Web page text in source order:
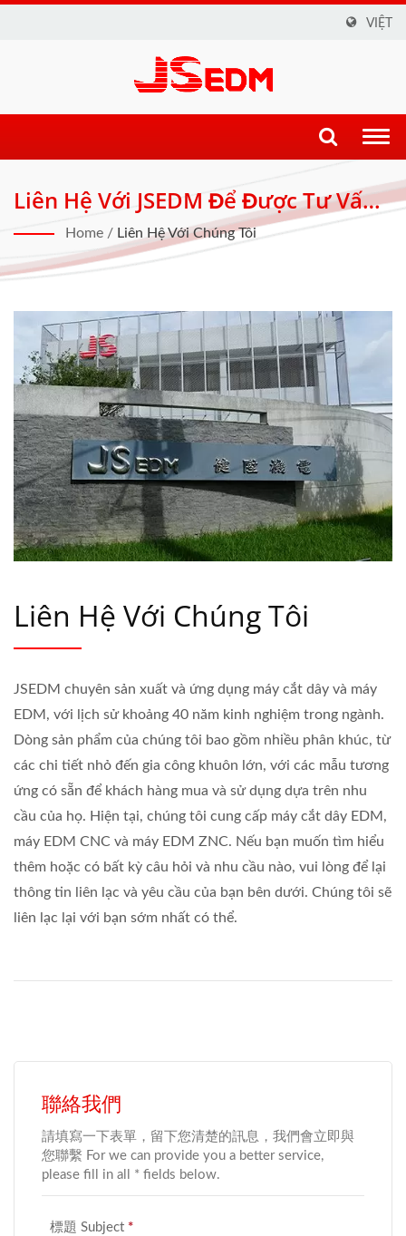
VIỆT
Liên Hệ Với JSEDM Để Được Tư Vấn
Về Máy Móc Hoặc Dịch Vụ Sửa Chữa
Máy Móc. | Giải Pháp EDM Cắt Dây,
CNC Và ZNC Đổi Mới Cho Các Ngành
Công Nghiệp Chính Xác
Home / Liên Hệ Với Chúng Tôi
Liên Hệ Với Chúng Tôi
JSEDM chuyên sản xuất và ứng dụng máy cắt dây và máy
EDM, với lịch sử khoảng 40 năm kinh nghiệm trong ngành.
Dòng sản phẩm của chúng tôi bao gồm nhiều phân khúc, từ
các chi tiết nhỏ đến gia công khuôn lớn, với các mẫu tương
ứng có sẵn để khách hàng mua và sử dụng dựa trên nhu
cầu của họ. Hiện tại, chúng tôi cung cấp máy cắt dây EDM,
máy EDM CNC và máy EDM ZNC. Nếu bạn muốn tìm hiểu
thêm hoặc có bất kỳ câu hỏi và nhu cầu nào, vui lòng để lại
thông tin liên lạc và yêu cầu của bạn bên dưới. Chúng tôi sẽ
liên lạc lại với bạn sớm nhất có thể.